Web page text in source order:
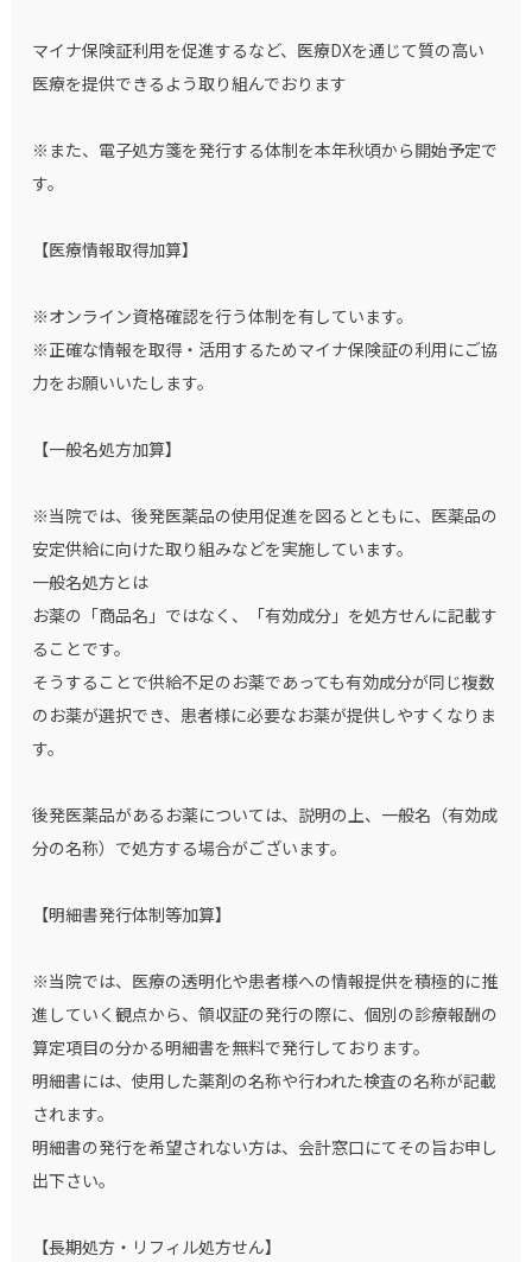
マイナ保険証利用を促進するなど、医療DXを通じて質の高い
医療を提供できるよう取り組んでおります
※また、電子処方箋を発行する体制を本年秋頃から開始予定で
す。
【医療情報取得加算】
※オンライン資格確認を行う体制を有しています。
※正確な情報を取得・活用するためマイナ保険証の利用にご協
力をお願いいたします。
【一般名処方加算】
※当院では、後発医薬品の使用促進を図るとともに、医薬品の
安定供給に向けた取り組みなどを実施しています。
一般名処方とは
お薬の「商品名」ではなく、「有効成分」を処方せんに記載す
ることです。
そうすることで供給不足のお薬であっても有効成分が同じ複数
のお薬が選択でき、患者様に必要なお薬が提供しやすくなりま
す。
後発医薬品があるお薬については、説明の上、一般名（有効成
分の名称）で処方する場合がございます。
【明細書発行体制等加算】
※当院では、医療の透明化や患者様への情報提供を積極的に推
進していく観点から、領収証の発行の際に、個別の診療報酬の
算定項目の分かる明細書を無料で発行しております。
明細書には、使用した薬剤の名称や行われた検査の名称が記載
されます。
明細書の発行を希望されない方は、会計窓口にてその旨お申し
出下さい。
【長期処方・リフィル処方せん】